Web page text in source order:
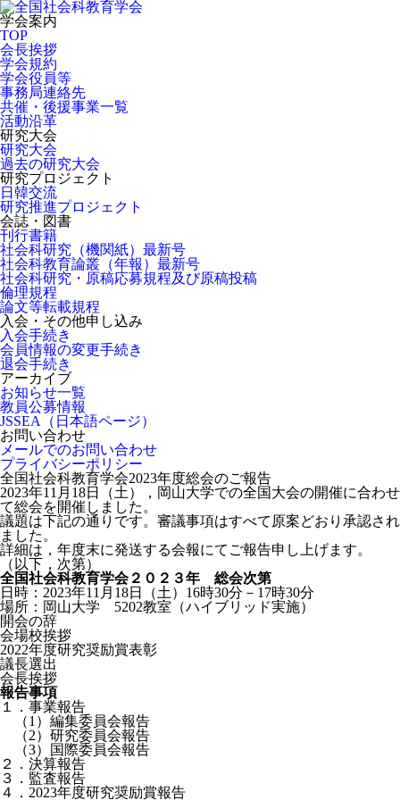
学会案内
TOP
会長挨拶
学会規約
学会役員等
事務局連絡先
共催・後援事業一覧
活動沿革
研究大会
研究大会
過去の研究大会
研究プロジェクト
日韓交流
研究推進プロジェクト
会誌・図書
刊行書籍
社会科研究（機関紙）最新号
社会科教育論叢（年報）最新号
社会科研究・原稿応募規程及び原稿投稿
倫理規程
論文等転載規程
入会・その他申し込み
入会手続き
会員情報の変更手続き
退会手続き
アーカイブ
お知らせ一覧
教員公募情報
JSSEA（日本語ページ）
お問い合わせ
メールでのお問い合わせ
プライバシーポリシー
全国社会科教育学会2023年度総会のご報告
2023年11月18日（土），岡山大学での全国大会の開催に合わせ
て総会を開催しました。
議題は下記の通りです。審議事項はすべて原案どおり承認され
ました。
詳細は，年度末に発送する会報にてご報告申し上げます。
（以下，次第）
全国社会科教育学会２０２３年 総会次第
日時：2023年11月18日（土）16時30分－17時30分
場所：岡山大学 5202教室（ハイブリッド実施）
開会の辞
会場校挨拶
2022年度研究奨励賞表彰
議長選出
会長挨拶
報告事項
１．事業報告
（1）編集委員会報告
（2）研究委員会報告
（3）国際委員会報告
２．決算報告
３．監査報告
４．2023年度研究奨励賞報告